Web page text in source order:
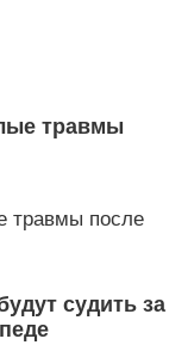
травмы
судить за